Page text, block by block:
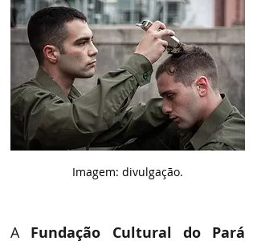
Imagem: divulgação.
A Fundação Cultural do Pará